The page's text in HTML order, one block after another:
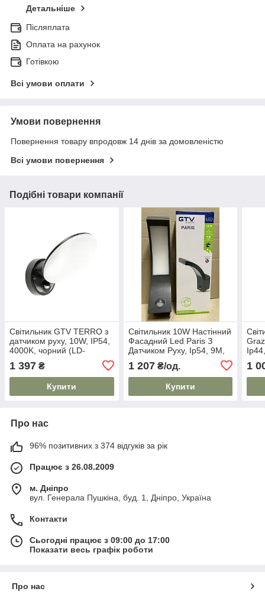
Детальніше
Післяплата
Оплата на рахунок
Готівкою
Всі умови оплати
Умови повернення
Повернення товару впродовж 14 днів за домовленістю
Всі умови повернення
Подібні товари компанії
Світильник GTV TERRO з
датчиком руху, 10W, IP54,
4000K, чорний (LD-
1 397 ₴
Купити
Світильник 10W Настінний
Фасадний Led Paris З
Датчиком Руху, Ip54, 9M,
1 207₴/од.
Купити
1
Про нас
96% позитивних з 374 відгуків за рік
Працює з 26.08.2009
м. Дніпро
вул. Генерала Пушкіна, буд. 1, Дніпро, Україна
Контакти
Сьогодні працює з 09:00 до 17:00
Показати весь графік роботи
Про нас